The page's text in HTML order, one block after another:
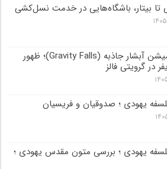
تا بیتار، باشگاه‌هایی در خدمت نسل‌کشی
۲۴
نقد انیمیشن آبشار جاذبه (Gravity Falls)؛ ظهور
در گرویتی فالز
۲۱
یهودی ؛ صدوقیان و فریسیان
۱۰
یهودی ؛ بررسی متون مقدس یهودی ؛